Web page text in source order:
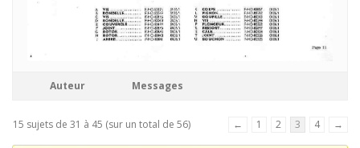
Auteur Messages
15 sujets de 31 à 45 (sur un total de 56) ← 1 2 3 4 →